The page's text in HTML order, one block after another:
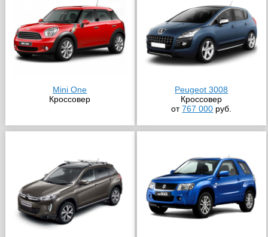
Mini One
Кроссовер
Peugeot 3008
Кроссовер
от767 000 руб.